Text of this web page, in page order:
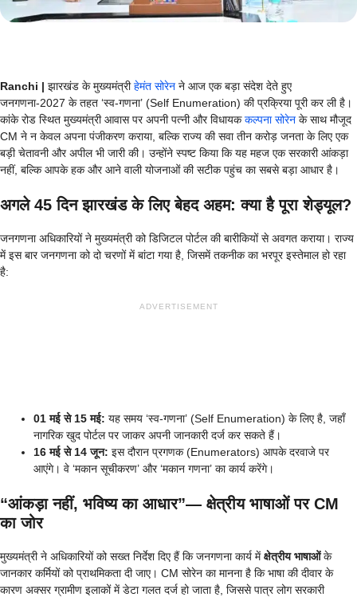
Ranchi | झारखंड के मुख्यमंत्रीहेमंत सोरेन ने आज एक बड़ा संदेश देते हुए
जनगणना-2027 के तहत ‘स्व-गणना’ (Self Enumeration) की प्रक्रिया पूरी कर ली है।
कांके रोड स्थित मुख्यमंत्री आवास पर अपनी पत्नी और विधायककल्पना सोरेन के साथ मौजूद
CM ने न केवल अपना पंजीकरण कराया, बल्कि राज्य की सवा तीन करोड़ जनता के लिए एक
बड़ी चेतावनी और अपील भी जारी की। उन्होंने स्पष्ट किया कि यह महज एक सरकारी आंकड़ा
नहीं, बल्कि आपके हक और आने वाली योजनाओं की सटीक पहुंच का सबसे बड़ा आधार है।
अगले 45 दिन झारखंड के लिए बेहद अहम: क्या है पूरा शेड्यूल?
जनगणना अधिकारियों ने मुख्यमंत्री को डिजिटल पोर्टल की बारीकियों से अवगत कराया। राज्य
में इस बार जनगणना को दो चरणों में बांटा गया है, जिसमें तकनीक का भरपूर इस्तेमाल हो रहा
है:
ADVERTISEMENT
01 मई से 15 मई: यह समय ‘स्व-गणना’ (Self Enumeration) के लिए है, जहाँ
नागरिक खुद पोर्टल पर जाकर अपनी जानकारी दर्ज कर सकते हैं।
16 मई से 14 जून: इस दौरान प्रगणक (Enumerators) आपके दरवाजे पर
आएंगे। वे ‘मकान सूचीकरण’ और ‘मकान गणना’ का कार्य करेंगे।
“आंकड़ा नहीं, भविष्य का आधार”— क्षेत्रीय भाषाओं पर CM
का जोर
मुख्यमंत्री ने अधिकारियों को सख्त निर्देश दिए हैं कि जनगणना कार्य मेंक्षेत्रीय भाषाओंके
जानकार कर्मियों को प्राथमिकता दी जाए। CM सोरेन का मानना है कि भाषा की दीवार के
कारण अक्सर ग्रामीण इलाकों में डेटा गलत दर्ज हो जाता है, जिससे पात्र लोग सरकारी